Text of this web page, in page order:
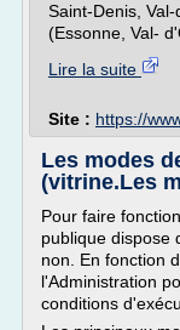
Saint-Denis,
(Essonne, Val-
Lire la suite
Site : https://
Les modes
(vitrine.Les
Pour faire
publique dispose
non. En fonction
l'Administration
conditions